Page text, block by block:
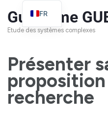
Guillaume
Etude des systèmes complexes
Présenter
recherche
FR
EN